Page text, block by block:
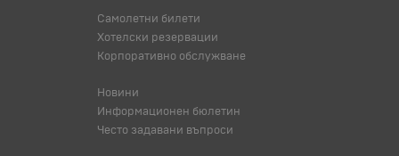
Самолетни билети
Хотелски резервации
Корпоративно обслужване
Новини
Информационен бюлетин
Често задавани въпроси